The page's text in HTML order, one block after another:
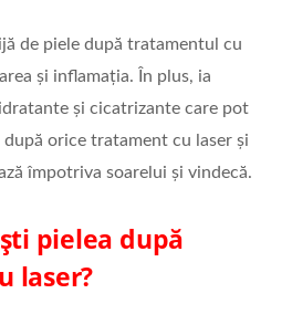
de piele după tratamentul cu
și inflamația. În plus, ia
și cicatrizante care pot
orice tratament cu laser și
împotriva soarelui și vindecă.
pielea după
laser?